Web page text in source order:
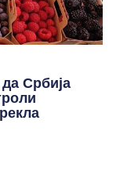
Србија